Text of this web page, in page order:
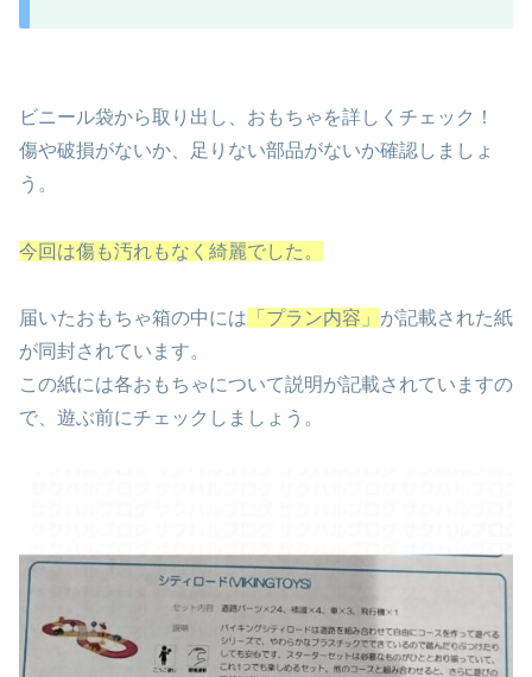
ビニール袋から取り出し、おもちゃを詳しくチェック！
傷や破損がないか、足りない部品がないか確認しましょ
う。
今回は傷も汚れもなく綺麗でした。
届いたおもちゃ箱の中には 「プラン内容」 が記載された紙
が同封されています。
この紙には各おもちゃについて説明が記載されていますの
で、遊ぶ前にチェックしましょう。